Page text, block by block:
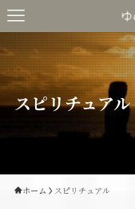
スピリチュアル
ホーム スピリチュアル